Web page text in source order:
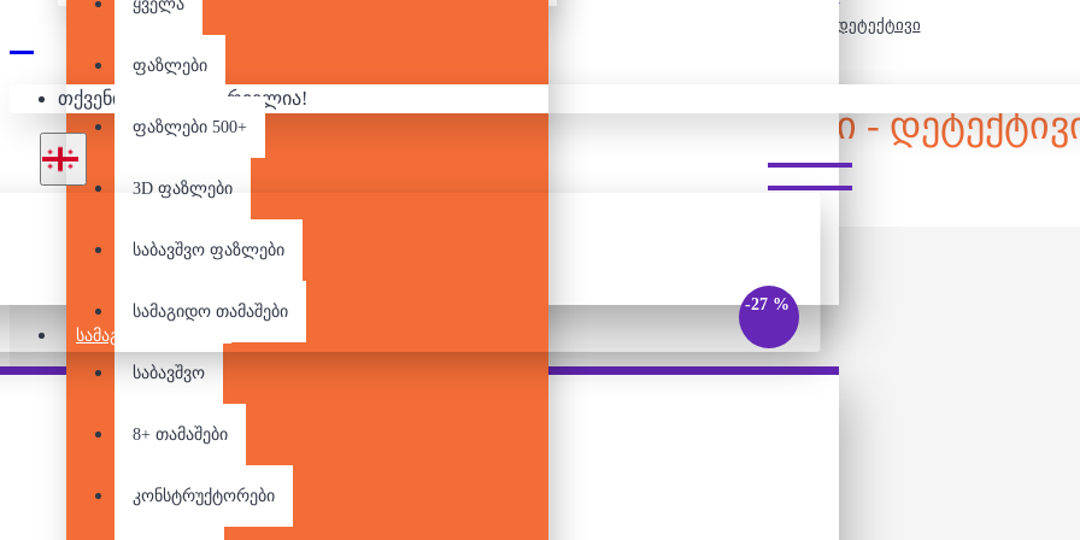
ᲡᲐᲛᲐᲒᲘᲓᲝ ᲗᲐᲛᲐᲨᲔᲑᲘ
ყველა
ფაზლები
ფაზლები 500+
3D ფაზლები
საბავშვო ფაზლები
სამაგიდო თამაშები
საბავშვო
8+ თამაშები
კონსტრუქტორები
თქვენი კალათა ცარიელია!
სამაგიდო თამაში - დეტექტივი
ᲡᲐᲛᲐᲒᲘᲓᲝ ᲗᲐᲛᲐᲨᲘ -
-27 %
People Also Bought